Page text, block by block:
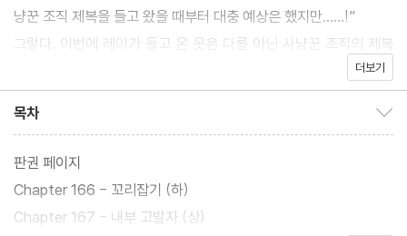
냥꾼 조직 제복을 들고 왔을 때부터 대충 예상은 했지만……!”
그렇다. 이번에 레이가 들고 온 옷은 다름 아닌 사냥꾼 조직의 제복
이었다. 하지만 아리아와 하이디보다도 더 경악한 것은 역시나 대장
더보기
목차
판권 페이지
Chapter 166 - 꼬리잡기 (하)
Chapter 167 - 내부 고발자 (상)